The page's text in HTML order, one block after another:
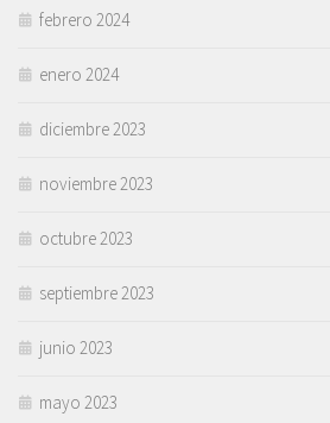
febrero 2024
enero 2024
diciembre 2023
noviembre 2023
octubre 2023
septiembre 2023
junio 2023
mayo 2023